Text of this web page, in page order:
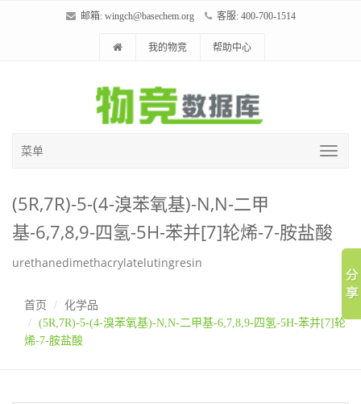
邮箱: wingch@basechem.org 客服: 400-700-1514
我的物竞 帮助中心
菜单
(5R,7R)-5-(4-溴苯氧基)-N,N-二甲
基-6,7,8,9-四氢-5H-苯并[7]轮烯-7-胺盐酸
urethanedimethacrylatelutingresin
首页
化学品
(5R,7R)-5-(4-溴苯氧基)-N,N-二甲基-6,7,8,9-四氢-5H-苯并[7]轮
烯-7-胺盐酸